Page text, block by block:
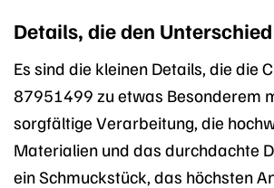
Details, die den
Es sind die kleinen Details, die die
87951499 zu etwas Besonderem
sorgfältige Verarbeitung, die
Materialien und das durchdachte
ein Schmuckstück, das höchsten